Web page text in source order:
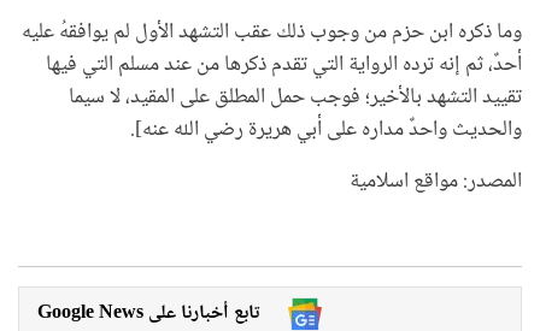
وما ذكره ابن حزم من وجوب ذلك عقب التشهد الأول لم يوافقهُ عليه
أحدٌ، ثم إنه ترده الرواية التي تقدم ذكرها من عند مسلم التي فيها
تقييد التشهد بالأخير؛ فوجب حمل المطلق على المقيد، لا سيما
والحديث واحدٌ مداره على أبي هريرة رضي الله عنه].
المصدر: مواقع اسلامية
Google News تابع أخبارنا على